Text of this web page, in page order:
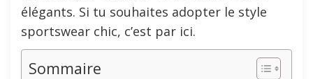
élégants. Si tu souhaites adopter le style
sportswear chic, c’est par ici.
Sommaire